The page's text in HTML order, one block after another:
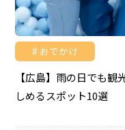
おでかけ
【広島】雨の日でも
しめるスポット10選